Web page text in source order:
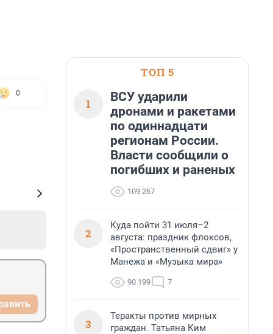
0
ТОП 5
1
ВСУ ударили
дронами и ракетами
по одиннадцати
регионам России.
Власти сообщили о
погибших и раненых
109 267
2
Куда пойти 31 июля–2
августа: праздник флоксов,
«Пространственный сдвиг» у
Манежа и «Музыка мира»
90 199 7
3
Теракты против мирных
граждан. Татьяна Ким